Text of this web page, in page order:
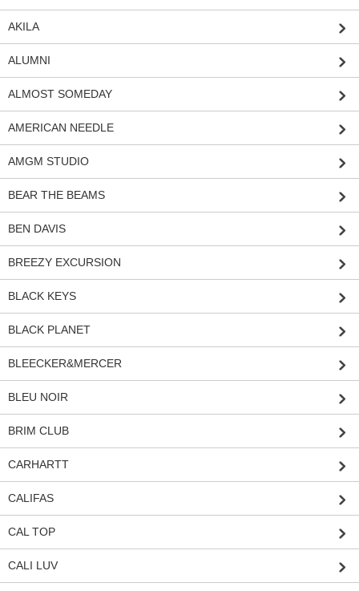
AKILA
ALUMNI
ALMOST SOMEDAY
AMERICAN NEEDLE
AMGM STUDIO
BEAR THE BEAMS
BEN DAVIS
BREEZY EXCURSION
BLACK KEYS
BLACK PLANET
BLEECKER&MERCER
BLEU NOIR
BRIM CLUB
CARHARTT
CALIFAS
CAL TOP
CALI LUV